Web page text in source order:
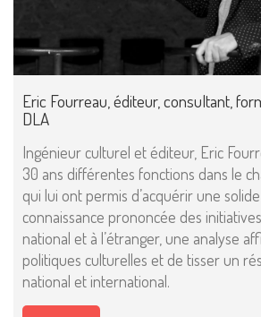
Eric Fourreau, éditeur, consultant,
DLA
Ingénieur culturel et éditeur, Eric
30 ans différentes fonctions dans le
qui lui ont permis d’acquérir une
connaissance prononcée des
national et à l’étranger, une analyse
politiques culturelles et de tisser un
national et international.
Mentions
mentions légales,
cliquez ici
Pour nous contacter ou s'inscrire à
diffusion@editions-
Régie publicitaire